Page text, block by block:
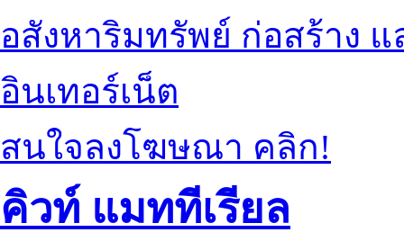
อสังหาริมทรัพย์ ก่อสร้าง
อินเทอร์เน็ต
สนใจลงโฆษณา คลิก!
คิวท์ แมททีเรียล